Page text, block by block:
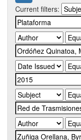
Current filters: